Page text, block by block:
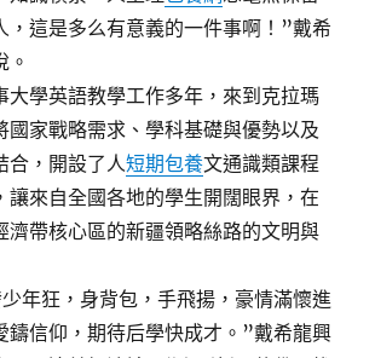
，這是多么有意義的一件事啊！”戴希
。
學英語教學工作多年，來到克拉瑪
國家戰略需求、學科基礎與優勢以及
合，開設了人短期包養文通識類課程
讓來自全國各地的學生開闊眼界，在
濟帶核心區的新疆領略絲路的文明與
狂，身背包，手飛揚，豪情滿懷進
鑄信仰，期待后學快成才。”戴希龍興